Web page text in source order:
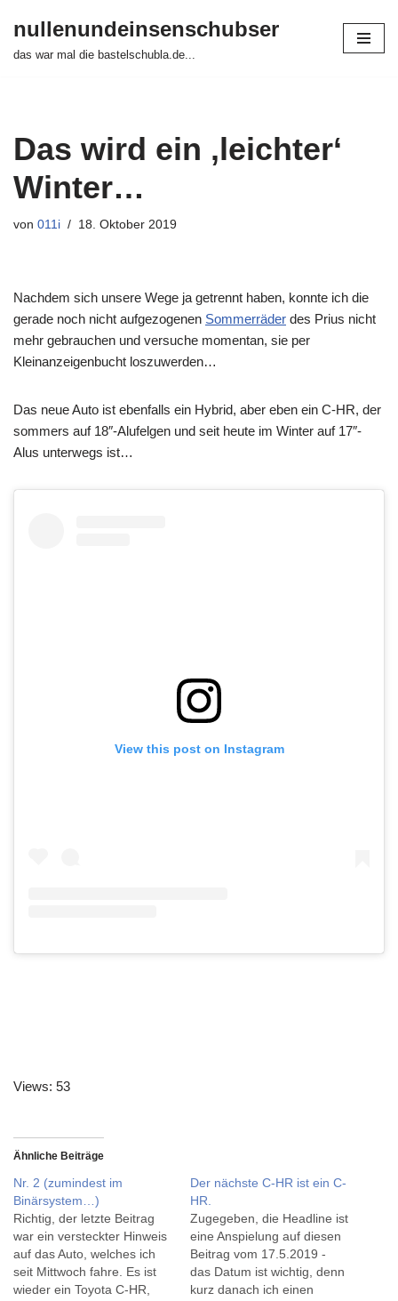
Zum
nullenundeinsenschubser
das war mal die bastelschubla.de...
Das wird ein ‚leichter‘
Winter…
von 011i 18. Oktober 2019
Nachdem sich unsere Wege ja getrennt haben, konnte ich die
gerade noch nicht aufgezogenen Sommerräder des Prius nicht
mehr gebrauchen und versuche momentan, sie per
Kleinanzeigenbucht loszuwerden…
Das neue Auto ist ebenfalls ein Hybrid, aber eben ein C-HR, der
sommers auf 18″-Alufelgen und seit heute im Winter auf 17″-
Alus unterwegs ist…
View this post on Instagram
Views: 53
Ähnliche Beiträge
Nr. 2 (zumindest im
Binärsystem…)
Richtig, der letzte Beitrag
war ein versteckter Hinweis
auf das Auto, welches ich
seit Mittwoch fahre. Es ist
wieder ein Toyota C-HR,
Der nächste C-HR ist ein C-
HR.
Zugegeben, die Headline ist
eine Anspielung auf diesen
Beitrag vom 17.5.2019 -
das Datum ist wichtig, denn
kurz danach ich einen